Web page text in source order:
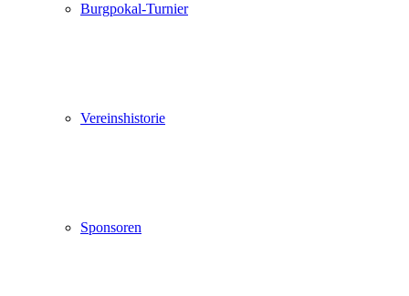
Burgpokal-Turnier
Vereinshistorie
Sponsoren